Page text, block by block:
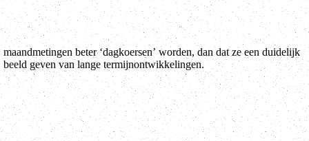
beeld geven van lange termijnontwikkelingen.